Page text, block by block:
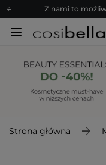
Z nami to
Poleć nas i
Bezpłatne
Z nami to
Poleć nas i
Zapisz
Strona główna